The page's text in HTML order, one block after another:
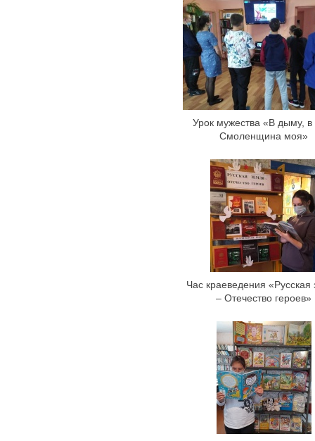
Урок мужества «В дыму, в
Смоленщина моя»
Час краеведения «Русская
– Отечество героев»